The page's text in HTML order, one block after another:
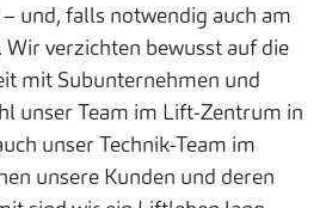
und, falls notwendig auch am
Wir verzichten bewusst auf die
mit Subunternehmen und
unser Team im Lift-Zentrum in
unser Technik-Team im
unsere Kunden und deren